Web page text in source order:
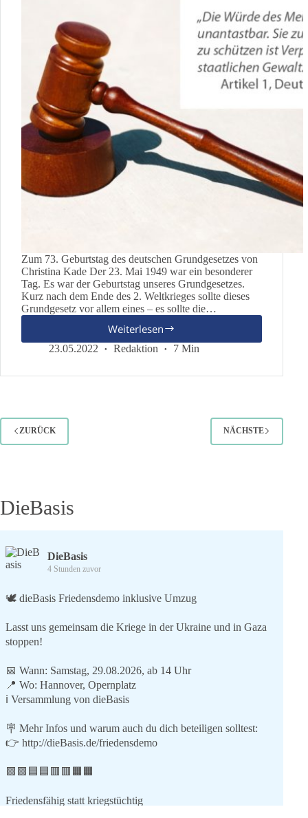
Zum 73. Geburtstag des deutschen Grundgesetzes von
Christina Kade Der 23. Mai 1949 war ein besonderer
Tag. Es war der Geburtstag unseres Grundgesetzes.
Kurz nach dem Ende des 2. Weltkrieges sollte dieses
Grundgesetz vor allem eines – es sollte die…
Weiterlesen
Tag
des
23.05.2022 Redaktion 7 Min
ZURÜCK NÄCHSTE
DieBasis
DieBasis
4 Stunden zuvor
🕊 dieBasis Friedensdemo inklusive Umzug
Lasst uns gemeinsam die Kriege in der Ukraine und in Gaza
stoppen!
📅 Wann: Samstag, 29.08.2026, ab 14 Uhr
📍 Wo: Hannover, Opernplatz
ℹ️ Versammlung von dieBasis
🪧 Mehr Infos und warum auch du dich beteiligen solltest:
👉 http://dieBasis.de/friedensdemo
🟩🟩🟦🟦🟥🟥🟧🟧
Friedensfähig statt kriegstüchtig